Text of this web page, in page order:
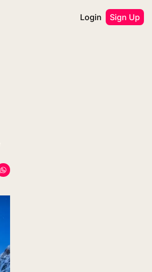
Login Sign Up